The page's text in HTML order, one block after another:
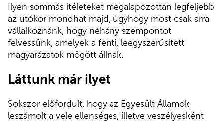
Ilyen sommás ítéleteket megalapozottan legfeljebb
az utókor mondhat majd, úgyhogy most csak arra
vállalkoznánk, hogy néhány szempontot
felvessünk, amelyek a fenti, leegyszerűsített
magyarázatok mögött állnak.
Láttunk már ilyet
Sokszor előfordult, hogy az Egyesült Államok
leszámolt a vele ellenséges, illetve veszélyesként